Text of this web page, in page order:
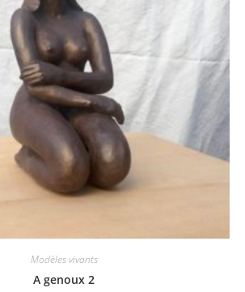
Modèles vivants
A genoux 2